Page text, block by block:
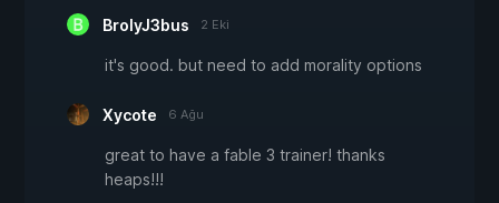
BrolyJ3bus 2 Eki
it's good. but need to add morality options
Xycote 6 Ağu
great to have a fable 3 trainer! thanks
heaps!!!